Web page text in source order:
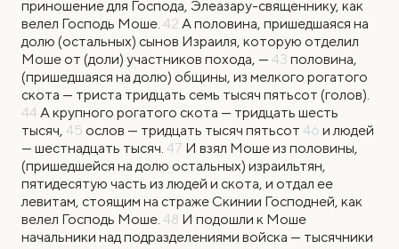
приношение для Господа, Элеазару-священнику, как
велел Господь Моше. 42 А половина, пришедшаяся на
долю (остальных) сынов Израиля, которую отделил
Моше от (доли) участников похода, — 43 половина,
(пришедшаяся на долю) общины, из мелкого рогатого
скота — триста тридцать семь тысяч пятьсот (голов).
44 А крупного рогатого скота — тридцать шесть
тысяч, 45 ослов — тридцать тысяч пятьсот 46 и людей
— шестнадцать тысяч. 47 И взял Моше из половины,
(пришедшейся на долю остальных) израильтян,
пятидесятую часть из людей и скота, и отдал ее
левитам, стоящим на страже Скинии Господней, как
велел Господь Моше. 48 И подошли к Моше
начальники над подразделениями войска — тысячники